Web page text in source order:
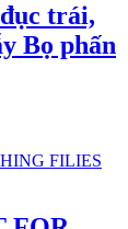
trái,
Bọ phấn